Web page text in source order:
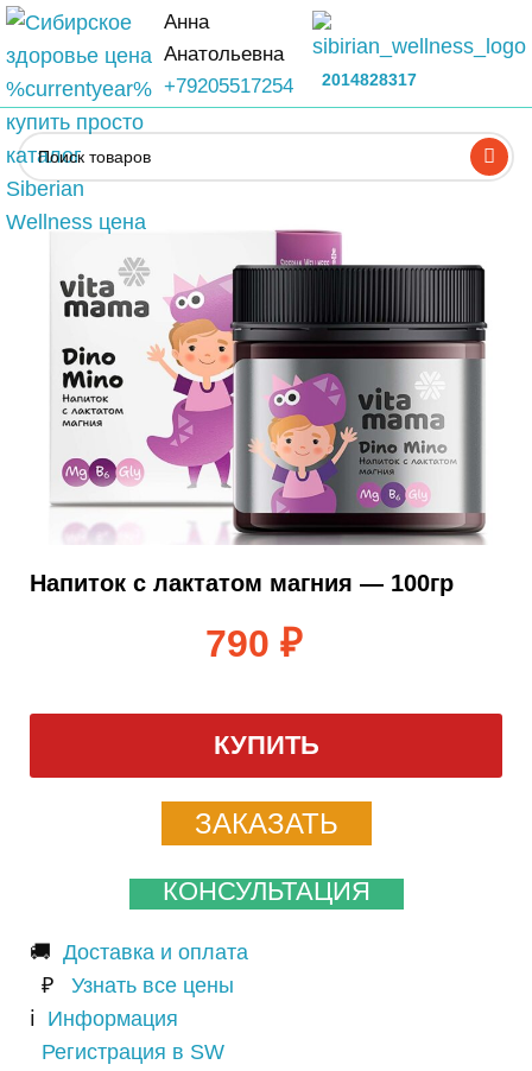
Анна
Анатольевна
+79205517254
2014828317
Напиток с лактатом магния — 100гр
790 ₽
КУПИТЬ
ЗАКАЗАТЬ
КОНСУЛЬТАЦИЯ
🚚 Доставка и оплата
₽ Узнать все цены
ℹ️ Информация
Регистрация в SW